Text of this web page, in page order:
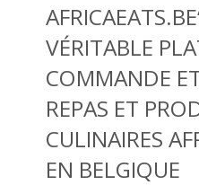
VÉRITABLE
COMMANDE
REPAS ET
CULINAIRES
EN BELGIQUE